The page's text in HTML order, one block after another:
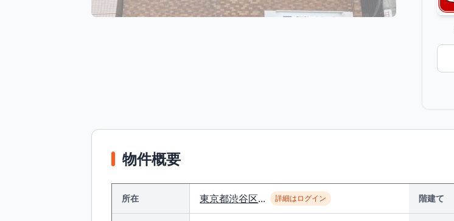
物件概要
所在 東京都渋谷区... 詳細はログイン 階建て